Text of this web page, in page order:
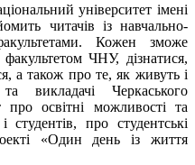
університет імені
читачів із навчально-
Кожен зможе
ЧНУ, дізнатися,
а також про те, як живуть і
Черкаського
освітні можливості та
про студентські
«Один день із життя